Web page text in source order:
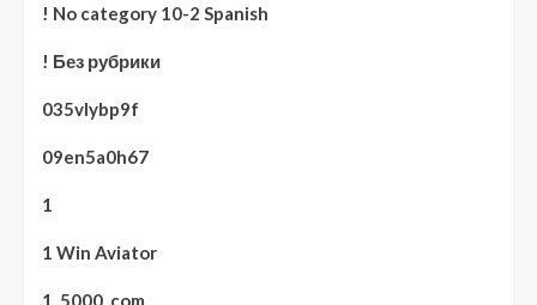
! No category 10-2 Spanish
! Без рубрики
035vlybp9f
09en5a0h67
1
1 Win Aviator
1_5000_com